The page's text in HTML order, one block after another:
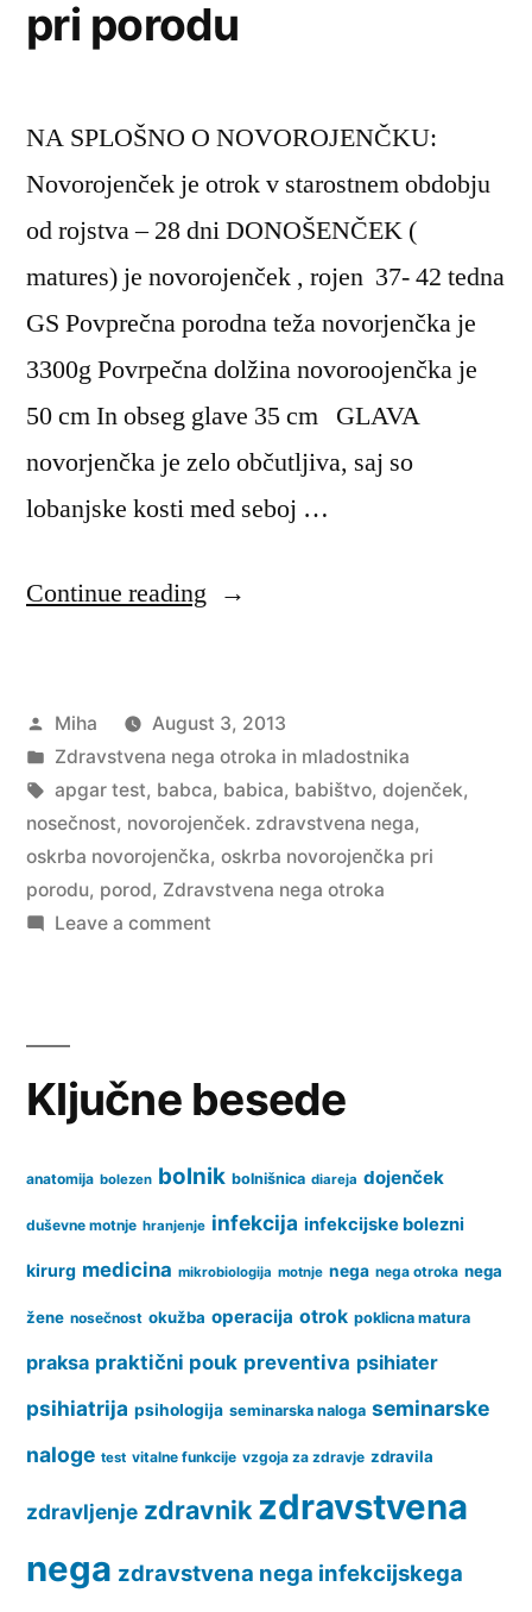
pri porodu
NA SPLOŠNO O NOVOROJENČKU:
Novorojenček je otrok v starostnem obdobju
od rojstva – 28 dni DONOŠENČEK (
matures) je novorojenček , rojen 37- 42 tedna
GS Povprečna porodna teža novorjenčka je
3300g Povrpečna dolžina novoroojenčka je
50 cm In obseg glave 35 cm GLAVA
novorjenčka je zelo občutljiva, saj so
lobanjske kosti med seboj …
Continue reading “Oskrba
porodu”
Posted
by
Miha
August 3, 2013
Posted
in
Zdravstvena nega otroka in mladostnika
Tags:
apgar test, babca, babica, babištvo, dojenček,
nosečnost, novorojenček. zdravstvena nega,
oskrba novorojenčka, oskrba novorojenčka pri
porodu, porod, Zdravstvena nega otroka
Leave a commenton
Ključne besede
anatomija bolezen bolnik bolnišnica diareja dojenček
duševne motnje hranjenje infekcija infekcijske bolezni
kirurg medicina mikrobiologija motnje nega nega otroka nega
žene nosečnost okužba operacija otrok poklicna matura
praksa praktični pouk preventiva psihiater
psihiatrija psihologija seminarska naloga seminarske
naloge test vitalne funkcije vzgoja za zdravje zdravila
zdravljenje zdravnik zdravstvena
nega zdravstvena nega infekcijskega